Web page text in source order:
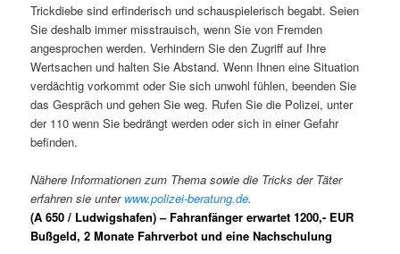
Trickdiebe sind erfinderisch und schauspielerisch begabt. Seien
Sie deshalb immer misstrauisch, wenn Sie von Fremden
angesprochen werden. Verhindern Sie den Zugriff auf Ihre
Wertsachen und halten Sie Abstand. Wenn Ihnen eine Situation
verdächtig vorkommt oder Sie sich unwohl fühlen, beenden Sie
das Gespräch und gehen Sie weg. Rufen Sie die Polizei, unter
der 110 wenn Sie bedrängt werden oder sich in einer Gefahr
befinden.
Nähere Informationen zum Thema sowie die Tricks der Täter
erfahren sie unter www.polizei-beratung.de.
(A 650 / Ludwigshafen) – Fahranfänger erwartet 1200,- EUR
Bußgeld, 2 Monate Fahrverbot und eine Nachschulung